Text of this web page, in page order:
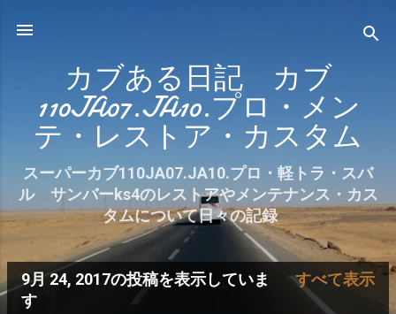
カブある日記 カブ
110JA07.JA10.プロ・メン
テ・レストア・カスタム
スーパーカブ110JA07.JA10.プロ・軽トラ・スバ
ル サンバーks4のレストアやメンテナンス・カス
タムについて日々の記録
投
9月 24, 2017の投稿を表示していま
す
すべて表示